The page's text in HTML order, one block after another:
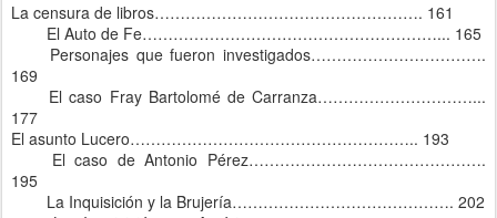
La censura de libros……………………………………………. 161
El Auto de Fe…………………………………………………... 165
Personajes que fueron investigados…………………………….
169
El caso Fray Bartolomé de Carranza…………………………...
177
El asunto Lucero……………………………………………….. 193
El caso de Antonio Pérez……………………………………….
195
La Inquisición y la Brujería……………………………………. 202